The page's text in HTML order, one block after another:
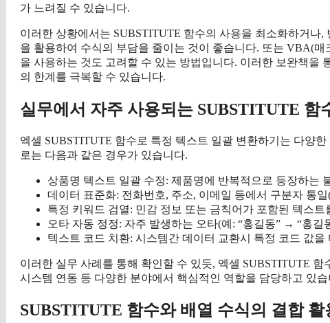
가 느려질 수 있습니다.
이러한 상황에서는 SUBSTITUTE 함수의 사용을 최소화하거나
을 활용하여 수식의 부담을 줄이는 것이 좋습니다. 또는 VBA(
을 사용하는 것도 고려할 수 있는 방법입니다. 이러한 보완책을
의 한계를 극복할 수 있습니다.
실무에서 자주 사용되는 SUBSTITUTE 함
엑셀 SUBSTITUTE 함수로 특정 텍스트 일괄 변환하기는 다양
로는 다음과 같은 경우가 있습니다.
상품명 텍스트 일괄 수정: 제품명에 반복적으로 등장하는
데이터 표준화: 전화번호, 주소, 이메일 등에서 구분자 통
특정 키워드 검열: 민감 정보 또는 금칙어가 포함된 텍스
오타 자동 정정: 자주 발생하는 오타(예: “홍길동” → “홍길
텍스트 코드 치환: 시스템간 데이터 교환시 특정 코드 값을
이러한 실무 사례를 통해 확인할 수 있듯, 엑셀 SUBSTITUTE
시스템 연동 등 다양한 분야에서 핵심적인 역할을 담당하고 있습
SUBSTITUTE 함수와 배열 수식의 결합 활